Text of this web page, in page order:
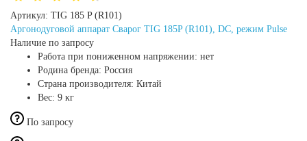
Артикул: TIG 185 P (R101)
Аргонодуговой аппарат Сварог TIG 185P (R101), DC, режим Pulse
Наличие по запросу
Работа при пониженном напряжении: нет
Родина бренда: Россия
Страна производителя: Китай
Вес: 9 кг
По запросу